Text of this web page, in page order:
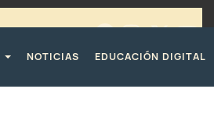
NOTICIAS EDUCACIÓN DIGITAL